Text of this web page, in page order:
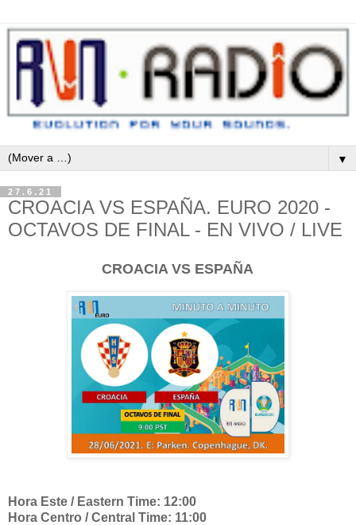
▼
27.6.21
CROACIA VS ESPAÑA. EURO 2020 -
OCTAVOS DE FINAL - EN VIVO / LIVE
CROACIA VS ESPAÑA
Hora Este / Eastern Time: 12:00
Hora Centro / Central Time: 11:00